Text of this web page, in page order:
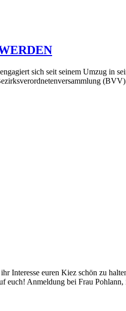
sich seit seinem Umzug in
Interesse euren Kiez schön zu
Anmeldung bei Frau